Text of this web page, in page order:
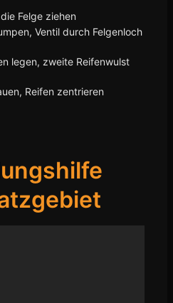
Felge ziehen
Ventil durch Felgenloch
legen, zweite Reifenwulst
Reifen zentrieren